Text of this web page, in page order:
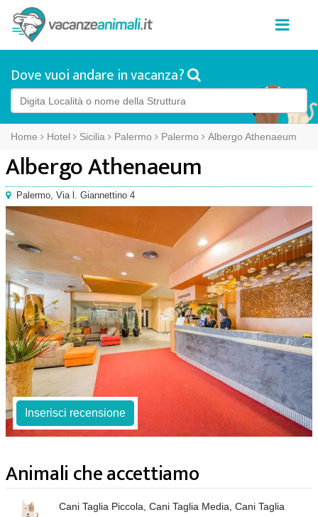
Dove vuoi andare in vacanza?
Home Hotel Sicilia Palermo Palermo Albergo Athenaeum
Albergo Athenaeum
Palermo, Via l. Giannettino 4
Inserisci recensione
Animali che accettiamo
Cani Taglia Piccola, Cani Taglia Media, Cani Taglia